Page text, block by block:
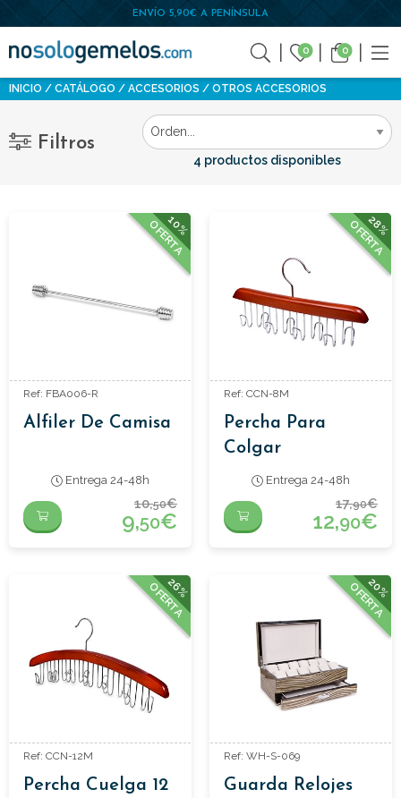
ENVÍO 5,90€ A PENÍNSULA
0 0
INICIO CATÁLOGO ACCESORIOS OTROS ACCESORIOS
Filtros
4 productos disponibles
10%
OFERTA
Ref: FBA006-R
Alfiler De Camisa
Entrega 24-48h
10,50€
9,50€
28%
OFERTA
Ref: CCN-8M
Percha Para
Colgar
Cinturones.
Entrega 24-48h
17,90€
12,90€
26%
OFERTA
Ref: CCN-12M
Percha Cuelga 12
20%
OFERTA
Ref: WH-S-069
Guarda Relojes